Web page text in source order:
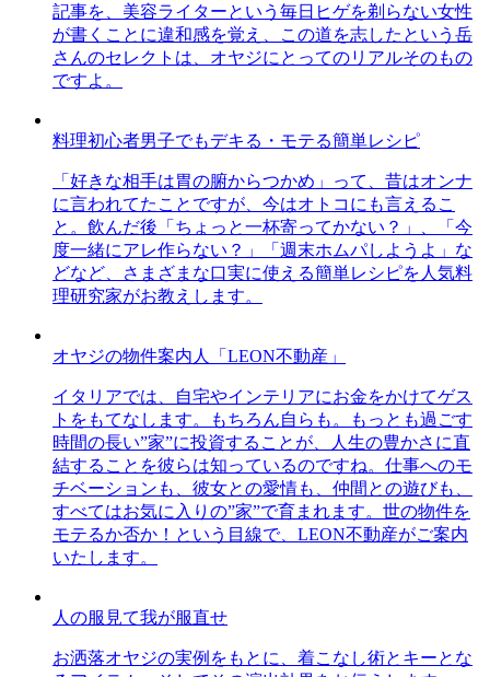
記事を、美容ライターという毎日ヒゲを剃らない女性
が書くことに違和感を覚え、この道を志したという岳
さんのセレクトは、オヤジにとってのリアルそのもの
ですよ。
料理初心者男子でもデキる・モテる簡単レシピ
「好きな相手は胃の腑からつかめ」って、昔はオンナ
に言われてたことですが、今はオトコにも言えるこ
と。飲んだ後「ちょっと一杯寄ってかない？」、「今
度一緒にアレ作らない？」「週末ホムパしようよ」な
どなど、さまざまな口実に使える簡単レシピを人気料
理研究家がお教えします。
オヤジの物件案内人「LEON不動産」
イタリアでは、自宅やインテリアにお金をかけてゲス
トをもてなします。もちろん自らも。もっとも過ごす
時間の長い”家”に投資することが、人生の豊かさに直
結することを彼らは知っているのですね。仕事へのモ
チベーションも、彼女との愛情も、仲間との遊びも、
すべてはお気に入りの”家”で育まれます。世の物件を
モテるか否か！という目線で、LEON不動産がご案内
いたします。
人の服見て我が服直せ
お洒落オヤジの実例をもとに、着こなし術とキーとな